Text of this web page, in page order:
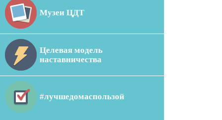
Музеи ЦДТ
Целевая модель
наставничества
#лучшедомаспользой